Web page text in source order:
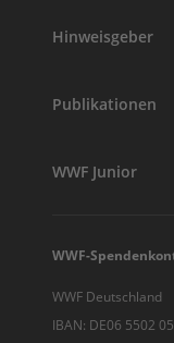
Hinweisgeber
Publikationen
WWF Junior
WWF-
WWF Deutschland
IBAN: DE06 5502